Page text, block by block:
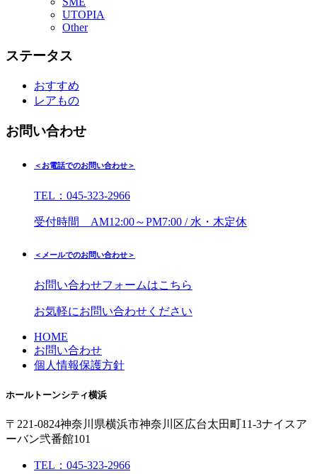
UTOPIA
Other
ステータス
おすすめ
レアもの
お問い合わせ
＜お電話でのお問い合わせ＞
TEL：045-323-2966
受付時間 AM12:00～PM7:00 / 水・木定休
＜メールでのお問い合わせ＞
お問い合わせフォームはこちら
お気軽にお問い合わせください
HOME
お問い合わせ
個人情報保護方針
ホールトーンシティ横浜
〒221-0824神奈川県横浜市神奈川区広台太田町11-3ナイスア
ーバン弐番館101
TEL：045-323-2966